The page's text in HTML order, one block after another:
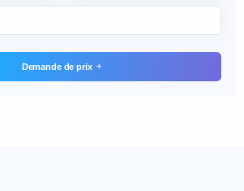
Demande de prix